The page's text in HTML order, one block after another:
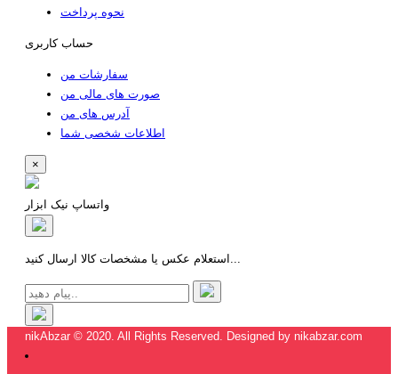
نحوه پرداخت
حساب کاربری
سفارشات من
صورت های مالی من
آدرس های من
اطلاعات شخصی شما
×
واتساپ نیک ابزار
nikAbzar © 2020. All Rights Reserved. Designed by nikabzar.com